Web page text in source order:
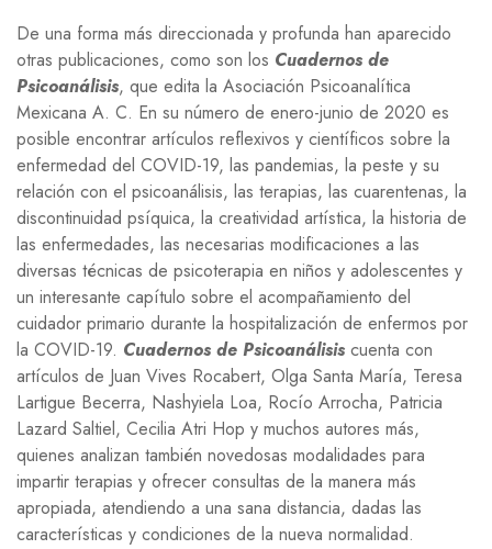
De una forma más direccionada y profunda han aparecido
otras publicaciones, como son los Cuadernos de
Psicoanálisis, que edita la Asociación Psicoanalítica
Mexicana A. C. En su número de enero-junio de 2020 es
posible encontrar artículos reflexivos y científicos sobre la
enfermedad del COVID-19, las pandemias, la peste y su
relación con el psicoanálisis, las terapias, las cuarentenas, la
discontinuidad psíquica, la creatividad artística, la historia de
las enfermedades, las necesarias modificaciones a las
diversas técnicas de psicoterapia en niños y adolescentes y
un interesante capítulo sobre el acompañamiento del
cuidador primario durante la hospitalización de enfermos por
la COVID-19. Cuadernos de Psicoanálisis cuenta con
artículos de Juan Vives Rocabert, Olga Santa María, Teresa
Lartigue Becerra, Nashyiela Loa, Rocío Arrocha, Patricia
Lazard Saltiel, Cecilia Atri Hop y muchos autores más,
quienes analizan también novedosas modalidades para
impartir terapias y ofrecer consultas de la manera más
apropiada, atendiendo a una sana distancia, dadas las
características y condiciones de la nueva normalidad.